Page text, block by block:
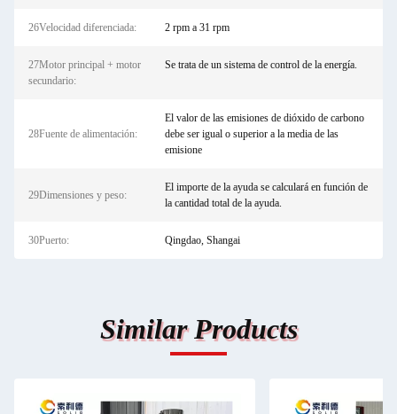
26Velocidad diferenciada: 2 rpm a 31 rpm
27Motor principal + motor
secundario:
Se trata de un sistema de control de la energía.
28Fuente de alimentación:
El valor de las emisiones de dióxido de carbono
debe ser igual o superior a la media de las
emisione
29Dimensiones y peso:
El importe de la ayuda se calculará en función de
la cantidad total de la ayuda.
30Puerto: Qingdao, Shangai
Similar Products